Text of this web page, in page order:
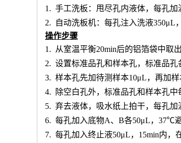
1. 手工洗板：甩尽孔内液体，每孔加
2.
自动洗板机：每孔注入洗液350μL
操作步骤
1.
从室温平衡20min后的铝箔袋中取
2. 设置标准品孔和样本孔，标准品孔
3. 样本孔先加待测样本10μL，再加
4.
除空白孔外， 标准品孔和样本孔中
5. 弃去液体，吸水纸上拍干，每孔加
6. 每孔加入底物A、B各50μL，37℃避
7. 每孔加入终止液50μL，15min内，